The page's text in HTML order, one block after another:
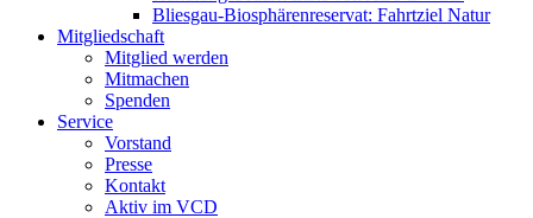
Bliesgau-Biosphärenreservat: Fahrtziel Natur
Mitgliedschaft
Mitglied werden
Mitmachen
Spenden
Service
Vorstand
Presse
Kontakt
Aktiv im VCD